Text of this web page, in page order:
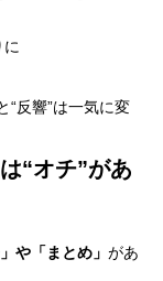
に
“反響”は一気に変
“オチ”があ
や「まとめ」 があ